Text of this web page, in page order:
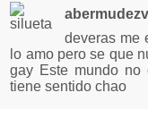
deveras me
lo amo pero se que
gay Este mundo
tiene sentido chao